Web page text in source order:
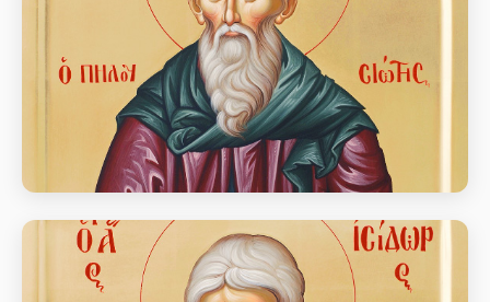
Преподобний Ісидор Пелусіот
день пам’яті Прп. Ісидора Пелусіота (бл. 436 – 440)